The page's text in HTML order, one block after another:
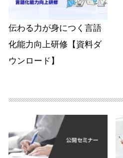
伝わる力が身につく言語
化能力向上研修【資料ダ
ウンロード】